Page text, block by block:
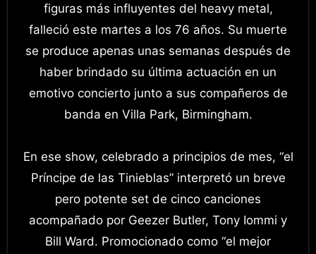
figuras más influyentes del heavy metal,
falleció este martes a los 76 años. Su muerte
se produce apenas unas semanas después de
haber brindado su última actuación en un
emotivo concierto junto a sus compañeros de
banda en Villa Park, Birmingham.
En ese show, celebrado a principios de mes, “el
Príncipe de las Tinieblas” interpretó un breve
pero potente set de cinco canciones
acompañado por Geezer Butler, Tony Iommi y
Bill Ward. Promocionado como “el mejor